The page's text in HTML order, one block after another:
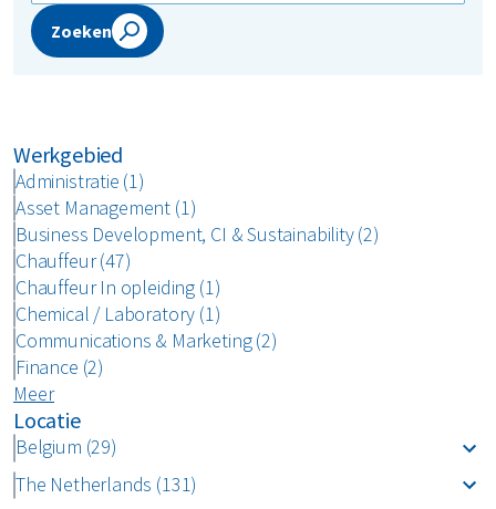
Zoeken
Werkgebied
Administratie (1)
Asset Management (1)
Business Development, CI & Sustainability (2)
Chauffeur (47)
Chauffeur In opleiding (1)
Chemical / Laboratory (1)
Communications & Marketing (2)
Finance (2)
Meer
Locatie
Belgium (29)
The Netherlands (131)